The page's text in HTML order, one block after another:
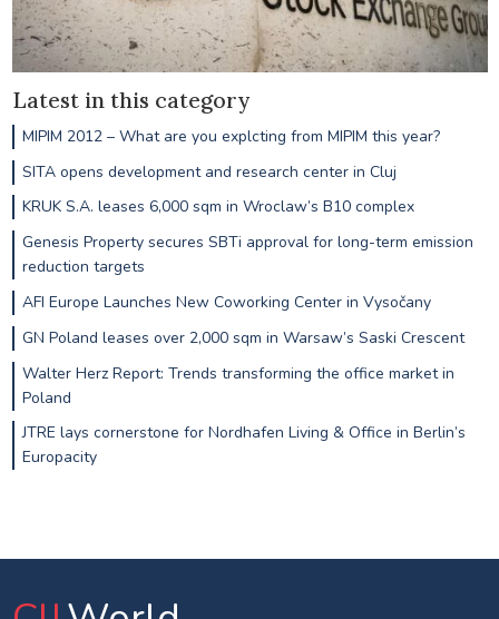
Latest in this category
MIPIM 2012 – What are you explcting from MIPIM this year?
SITA opens development and research center in Cluj
KRUK S.A. leases 6,000 sqm in Wroclaw’s B10 complex
Genesis Property secures SBTi approval for long-term emission
reduction targets
AFI Europe Launches New Coworking Center in Vysočany
GN Poland leases over 2,000 sqm in Warsaw’s Saski Crescent
Walter Herz Report: Trends transforming the office market in
Poland
JTRE lays cornerstone for Nordhafen Living & Office in Berlin’s
Europacity